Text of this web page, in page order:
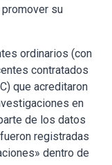
su
ordinarios (con
contratados
que acreditaron
en
de los datos
registradas
dentro de